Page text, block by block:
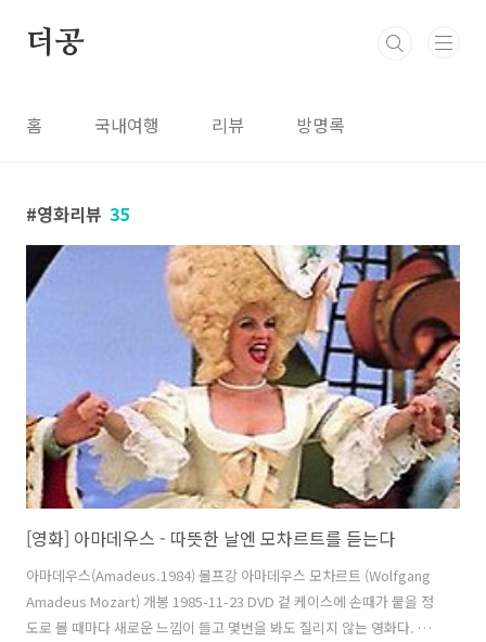
더공
홈 국내여행 리뷰 방명록
영화리뷰 35
[영화] 아마데우스 - 따뜻한 날엔 모차르트를 듣는다
아마데우스(Amadeus.1984) 볼프강 아마데우스 모차르트 (Wolfgang
Amadeus Mozart) 개봉 1985-11-23 DVD 겉 케이스에 손때가 뭍을 정
도로 볼 때마다 새로운 느낌이 들고 몇번을 봐도 질리지 않는 영화다. 클